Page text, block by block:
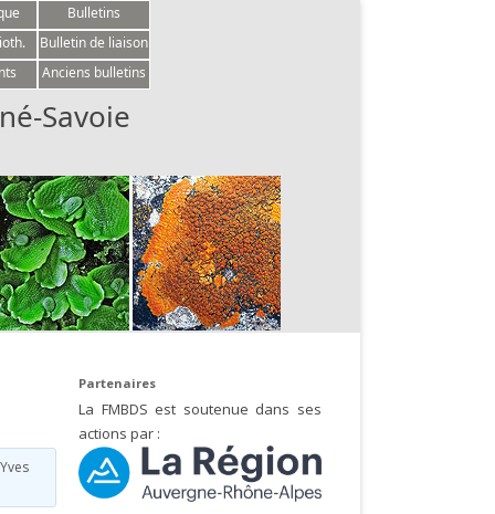
Bulletins
Bulletin de liaison
Anciens bulletins
Savoie
Yves
Partenaires
La FMBDS est soutenue dans ses
actions par :